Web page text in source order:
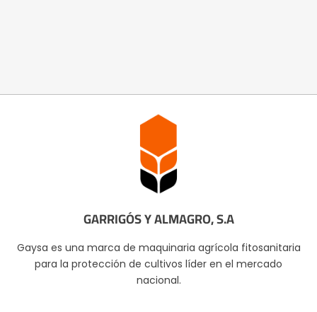
GARRIGÓS Y ALMAGRO, S.A
Gaysa es una marca de maquinaria agrícola fitosanitaria
para la protección de cultivos líder en el mercado
nacional.